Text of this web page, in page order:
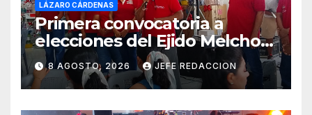
LÁZARO CÁRDENAS
Primera convocatoria a
elecciones del Ejido Melchor
Ocampo en Lázaro Cárdenas
el domingo
8 AGOSTO, 2026 JEFE REDACCION